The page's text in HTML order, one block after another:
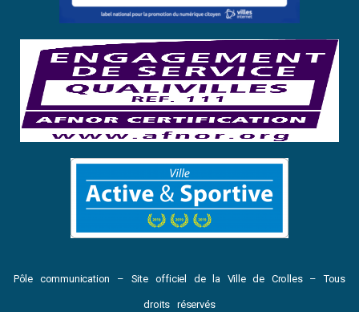
Pôle communication – Site officiel de la Ville de Crolles – Tous
droits réservés